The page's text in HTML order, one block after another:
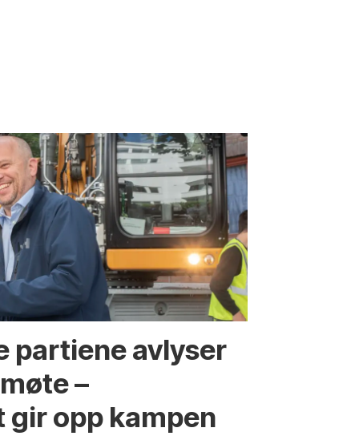
partiene avlyser
–
opp kampen